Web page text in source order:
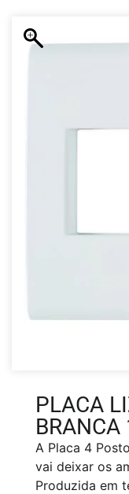
PLACA
A Placa 4
vai deixar os
Produzida em